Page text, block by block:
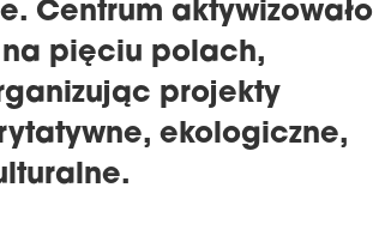
Centrum aktywizowało
pięciu polach,
projekty
ekologiczne,